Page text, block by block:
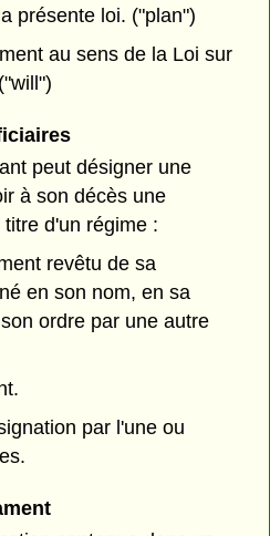
présente loi. ("plan")
au sens de la Loi sur
peut désigner une
à son décès une
d'un régime :
revêtu de sa
en son nom, en sa
ordre par une autre
par l'une ou